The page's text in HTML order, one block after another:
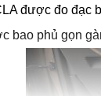
được đo đạc
bao phủ gọn